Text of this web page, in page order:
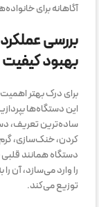
آگاهانه برای
بررسی
بهبود
برای درک بهتر اهمیت
ساده‌ترین تعریف،
کردن، خنک‌سازی،
دستگاه همانند
را وارد می‌سازد،
توزیع می‌کند.